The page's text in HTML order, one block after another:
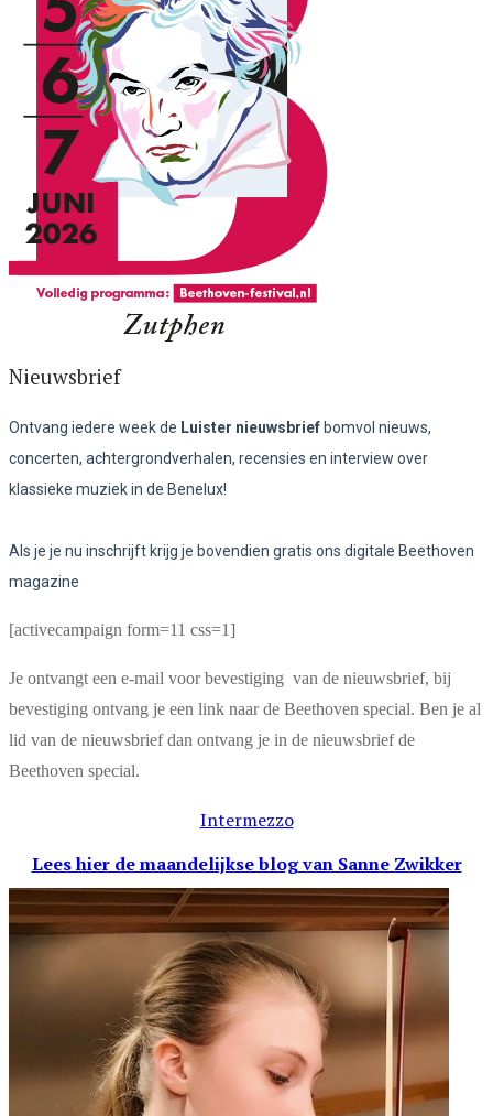
Nieuwsbrief
Ontvang iedere week de Luister nieuwsbrief bomvol nieuws,
concerten, achtergrondverhalen, recensies en interview over
klassieke muziek in de Benelux!
Als je je nu inschrijft krijg je bovendien gratis ons digitale Beethoven
magazine
[activecampaign form=11 css=1]
Je ontvangt een e-mail voor bevestiging van de nieuwsbrief, bij
bevestiging ontvang je een link naar de Beethoven special. Ben je al
lid van de nieuwsbrief dan ontvang je in de nieuwsbrief de
Beethoven special.
Intermezzo
Lees hier de maandelijkse blogvan Sanne Zwikker